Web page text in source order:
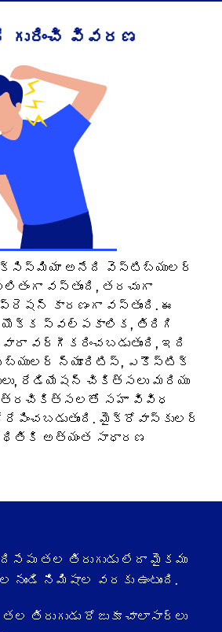
గురించి వివరణ
అనేది వెస్టిబ్యులర్
వస్తుంది, తరచుగా
కారణంగా వస్తుంది. ఈ
స్వల్పకాలిక, తిరిగి
వర్గీకరించబడుతుంది, ఇది
న్యూరిటిస్, ఎకౌస్టిక్
రేడియేషన్ చికిత్సలు మరియు
సహా వివిధ
మైక్రోవాస్కులర్
అత్యంత సాధారణ
తల తిరుగుడు లేదా మైకము
నిమిషాల వరకు ఉంటుంది.
తిరుగుడు రోజుకూ చాలాసార్లు